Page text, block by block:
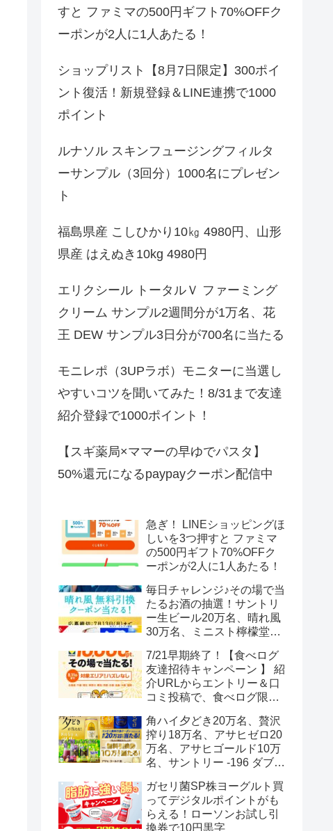
すと ファミマの500円ギフト70%OFFク
ーポンが2人に1人あたる！
ショップリスト【8月7日限定】300ポイ
ント復活！新規登録＆LINE連携で1000
ポイント
ルナソル スキンフュージングフィルタ
ーサンプル（3回分）1000名にプレゼン
ト
福島県産 こしひかり10㎏ 4980円、山形
県産 はえぬき10kg 4980円
エリクシール トータルＶ ファーミング
クリーム サンプル2週間分が1万名、花
王 DEW サンプル3日分が700名に当たる
モニレポ（3UPラボ）モニターに当選し
やすいコツを聞いてみた！8/31まで友達
紹介登録で1000ポイント！
【スギ薬局×ママーの早ゆでパスタ】
50%還元になるpaypayクーポン配信中
急ぎ！ LINEショッピングほ
しいを3つ押すと ファミマ
の500円ギフト70%OFFク
ーポンが2人に1人あたる！
毎日チャレンジ♪その場で当
たるお酒の抽選！サントリ
ー生ビール20万名、晴れ風
30万名、ミニスト檸檬堂2
ボール12.3万名
7/21早期終了！【食べログ
友達招待キャンペーン 】 紹
介URLからエントリー＆口
コミ投稿で、食べログ限定
トがもらえる
角ハイ夕どき20万名、贅沢
搾り18万名、アサヒゼロ20
万名、アサヒゴールド10万
名、サントリー -196 ダブル
ガセリ菌SP株ヨーグルト買
ってデジタルポイントがも
らえる！ローソンお試し引
換券で10円黒字